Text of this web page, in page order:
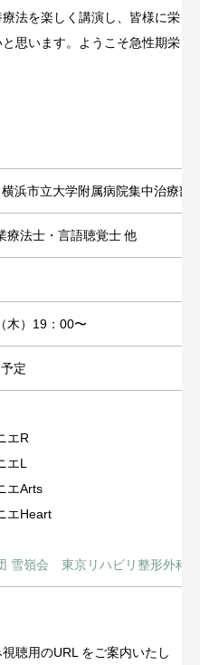
法を楽しく講演し、皆様に栄
思います。ようこそ急性期栄
浜市立大学附属病院集中治療部
療法士・言語聴覚士 他
木）19：00〜
定
エR
エL
エArts
エHeart
雪嶺会 東京リハビリ整形外科
聴用のURL をご案内いたし